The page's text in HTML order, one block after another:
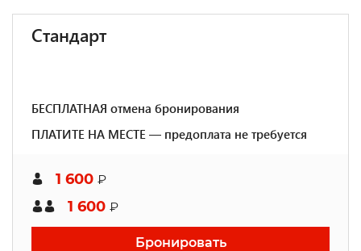
Стандарт
БЕСПЛАТНАЯ отмена бронирования
ПЛАТИТЕ НА МЕСТЕ — предоплата не требуется
1 600 ₽
1 600 ₽
Бронировать